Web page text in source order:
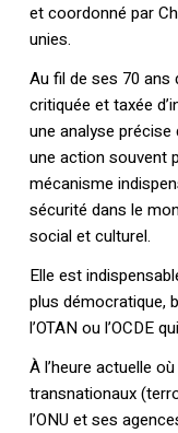
et coordonné par
unies.
Au fil de ses 70 ans
critiquée et taxée
une analyse
une action souvent
mécanisme
sécurité dans le
social et culturel.
Elle est
plus démocratique,
l’OTAN ou l’OCDE
À l’heure actuelle
transnationaux
l’ONU et ses